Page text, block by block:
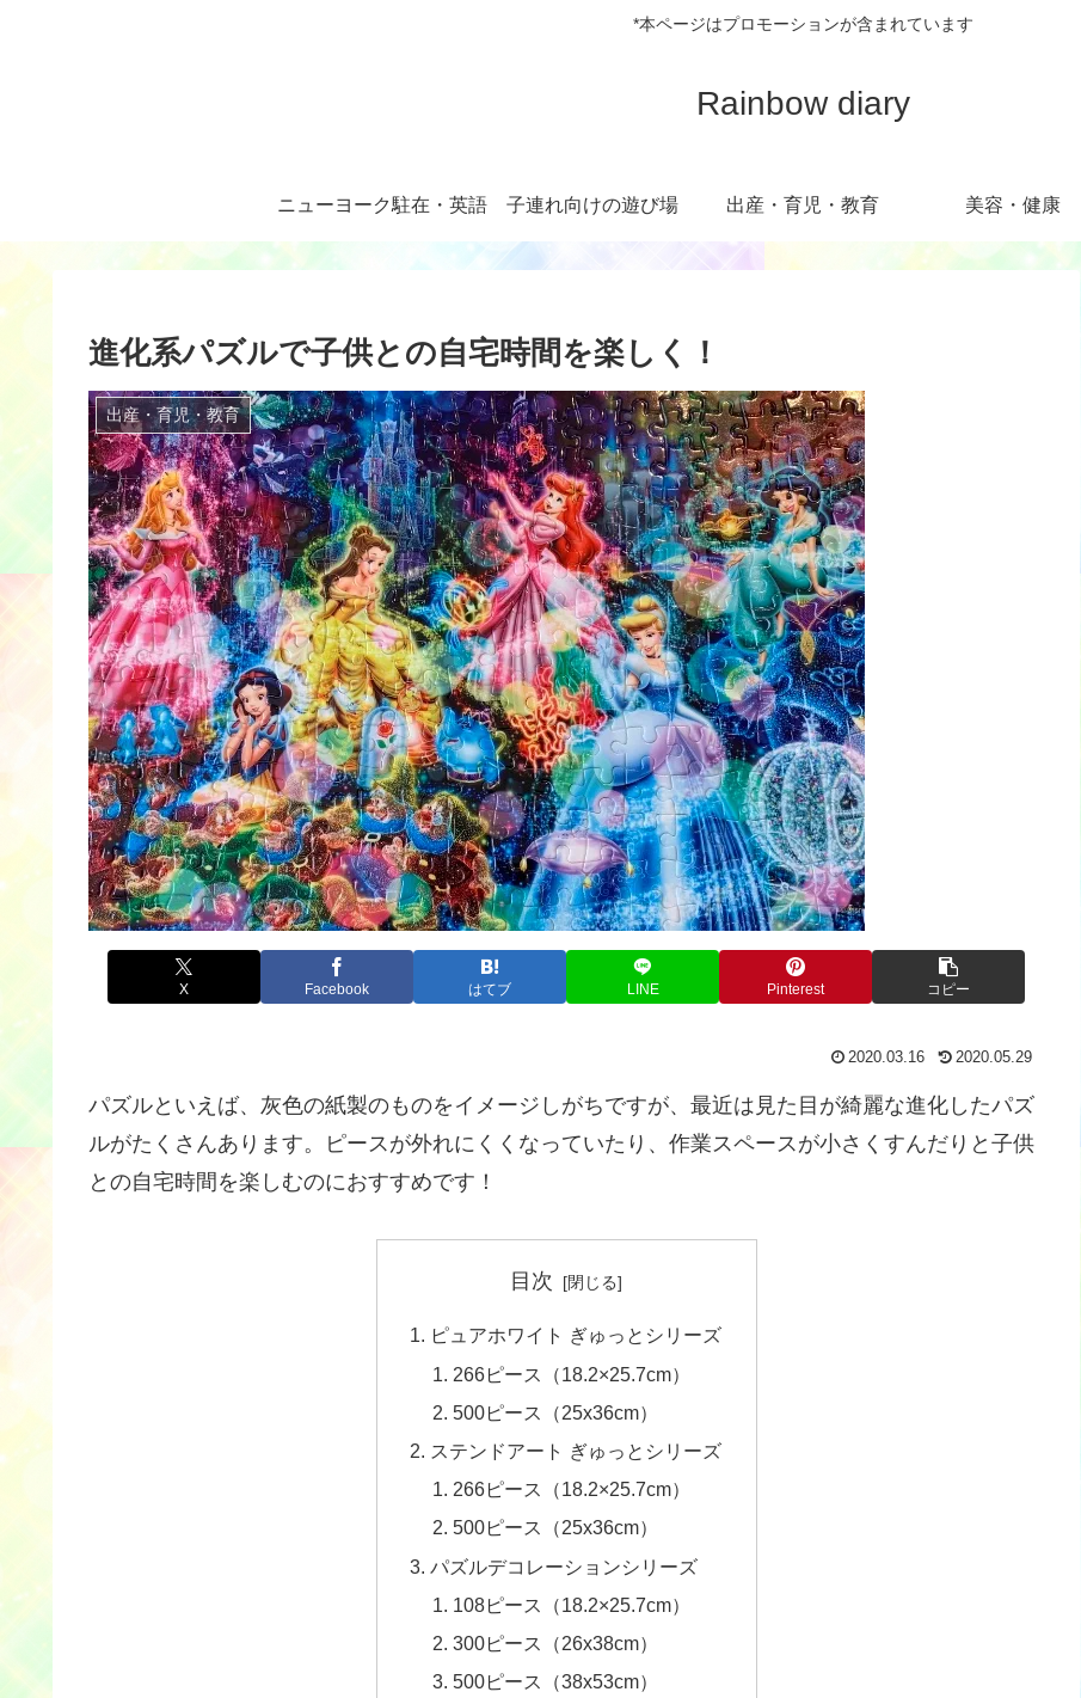
*本ページはプロモーションが含まれています
Rainbow diary
ニューヨーク駐在・英語 子連れ向けの遊び場 出産・育児・教育 美容・健康
進化系パズルで子供との自宅時間を楽しく！
出産・育児・教育
X Facebook はてブ LINE Pinterest コピー
2020.03.16 2020.05.29
パズルといえば、灰色の紙製のものをイメージしがちですが、最近は見た目が綺麗な進化したパズ
ルがたくさんあります。ピースが外れにくくなっていたり、作業スペースが小さくすんだりと子供
との自宅時間を楽しむのにおすすめです！
目次
ピュアホワイト ぎゅっとシリーズ
266ピース（18.2×25.7cm）
500ピース（25x36cm）
ステンドアート ぎゅっとシリーズ
266ピース（18.2×25.7cm）
500ピース（25x36cm）
パズルデコレーションシリーズ
108ピース（18.2×25.7cm）
300ピース（26x38cm）
500ピース（38x53cm）